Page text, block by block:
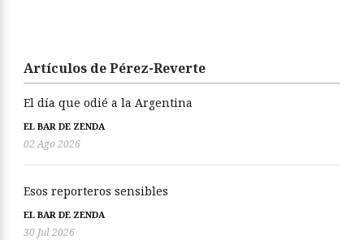
Artículos de Pérez-Reverte
El día que odié a la Argentina
EL BAR DE ZENDA
02 Ago 2026
Esos reporteros sensibles
EL BAR DE ZENDA
30 Jul 2026